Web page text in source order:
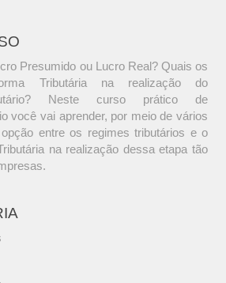
Presumido ou Lucro Real? Quais os
Tributária na realização do
Neste curso prático de
você vai aprender, por meio de vários
entre os regimes tributários e o
na realização dessa etapa tão